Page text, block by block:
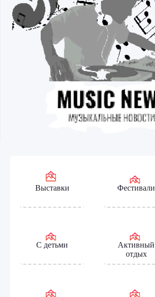
Выставки Фестивали
С детьми
Активный
отдых